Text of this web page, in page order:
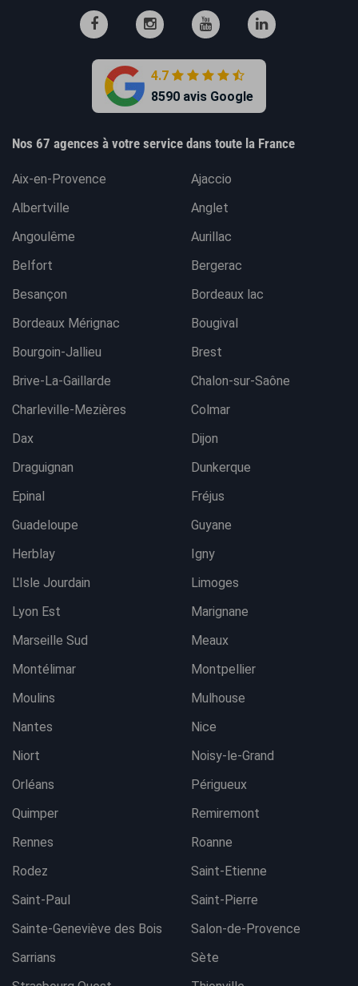
4.7
8590 avis Google
Nos 67 agences à votre service dans toute la France
Aix-en-Provence
Ajaccio
Albertville
Anglet
Angoulême
Aurillac
Belfort
Bergerac
Besançon
Bordeaux lac
Bordeaux Mérignac
Bougival
Bourgoin-Jallieu
Brest
Brive-La-Gaillarde
Chalon-sur-Saône
Charleville-Mezières
Colmar
Dax
Dijon
Draguignan
Dunkerque
Epinal
Fréjus
Guadeloupe
Guyane
Herblay
Igny
L'Isle Jourdain
Limoges
Lyon Est
Marignane
Marseille Sud
Meaux
Montélimar
Montpellier
Moulins
Mulhouse
Nantes
Nice
Niort
Noisy-le-Grand
Orléans
Périgueux
Quimper
Remiremont
Rennes
Roanne
Rodez
Saint-Etienne
Saint-Paul
Saint-Pierre
Sainte-Geneviève des Bois
Salon-de-Provence
Sarrians
Sète